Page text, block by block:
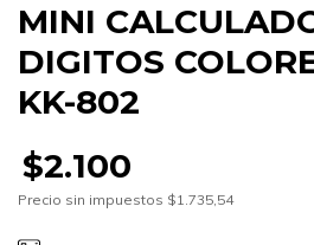
MINI
DIGITOS
KK-802
$2.100
Precio sin impuestos $1.735,54